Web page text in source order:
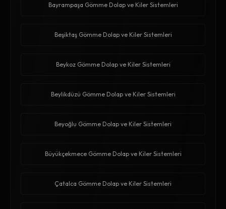
Bayrampaşa Gömme Dolap ve Kiler Sistemleri
Beşiktaş Gömme Dolap ve Kiler Sistemleri
Beykoz Gömme Dolap ve Kiler Sistemleri
Beylikdüzü Gömme Dolap ve Kiler Sistemleri
Beyoğlu Gömme Dolap ve Kiler Sistemleri
Büyükçekmece Gömme Dolap ve Kiler Sistemleri
Çatalca Gömme Dolap ve Kiler Sistemleri